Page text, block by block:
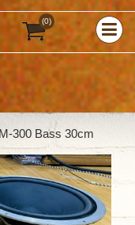
(0)
300 Bass 30cm